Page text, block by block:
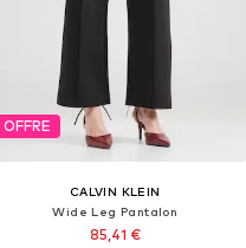
OFFRE
CALVIN KLEIN
Wide Leg Pantalon
85,41 €